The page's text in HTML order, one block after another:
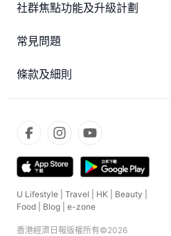
社群焦點功能及升級計劃
常見問題
條款及細則
U Lifestyle Travel HK Beauty
Food
Blog e-zone
香港經濟日報版權所有©2026